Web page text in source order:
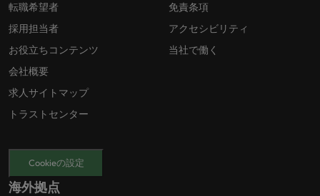
転職希望者
採用担当者
お役立ちコンテンツ
会社概要
求人サイトマップ
トラストセンター
免責条項
アクセシビリティ
当社で働く
Cookieの設定
海外拠点